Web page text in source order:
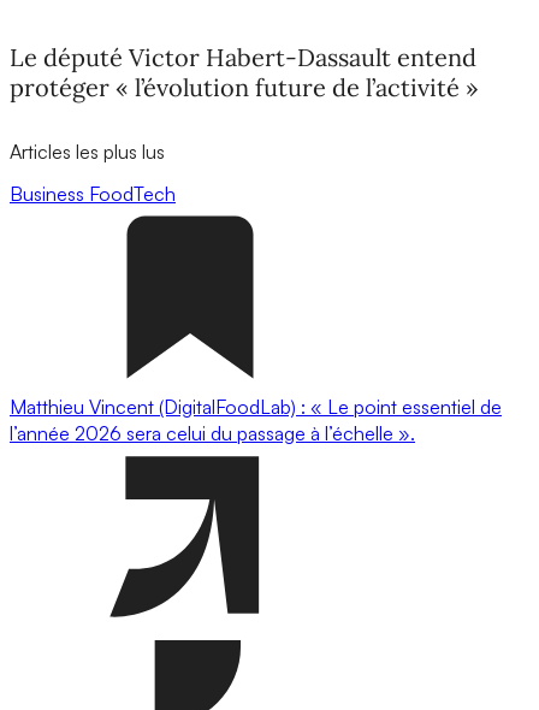
Le député Victor Habert-Dassault entend
protéger « l’évolution future de l’activité »
Articles les plus lus
Business FoodTech
Matthieu Vincent (DigitalFoodLab) : « Le point essentiel de
l’année 2026 sera celui du passage à l’échelle ».